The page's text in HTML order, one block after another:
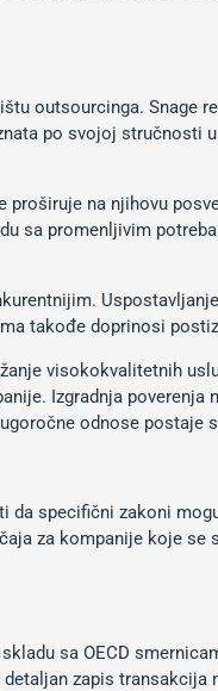
outsourcinga. Snage
po svojoj stručnosti
na njihovu
sa promenljivim
takođe doprinosi
visokokvalitetnih
Izgradnja poverenja
odnose postaje
da specifični zakoni
za kompanije koje
sa OECD
zapis transakcija